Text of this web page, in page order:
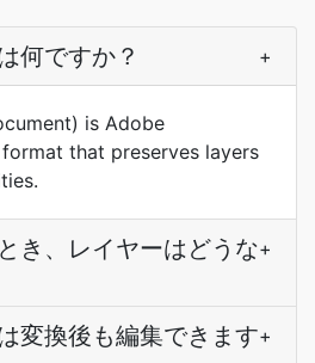
何ですか？ +
is Adobe
that preserves layers
き、レイヤーはどうな+
変換後も編集できます+